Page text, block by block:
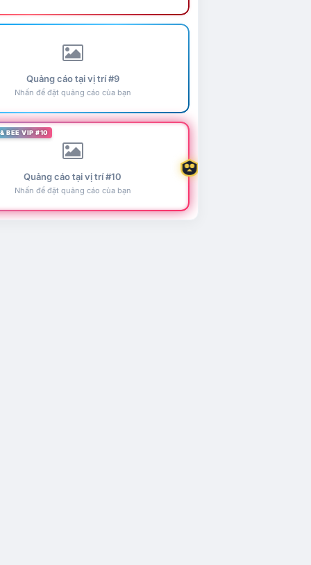
Quảng cáo tại vị trí #9
Nhấn để đặt quảng cáo của bạn
BEE VIP #10
Quảng cáo tại vị trí #10
Nhấn để đặt quảng cáo của bạn